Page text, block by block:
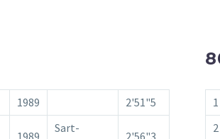
1989 2'51"5
1989
Sart-
2'56"3
1
2